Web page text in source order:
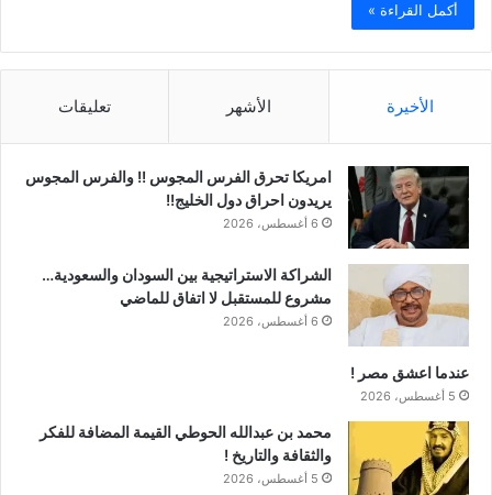
أكمل القراءة »
الأخيرة الأشهر تعليقات
امريكا تحرق الفرس المجوس !! والفرس المجوس
يريدون احراق دول الخليج!!
6 أغسطس، 2026
الشراكة الاستراتيجية بين السودان والسعودية…
مشروع للمستقبل لا اتفاق للماضي
6 أغسطس، 2026
عندما اعشق مصر !
5 أغسطس، 2026
محمد بن عبدالله الحوطي القيمة المضافة للفكر
والثقافة والتاريخ !
5 أغسطس، 2026